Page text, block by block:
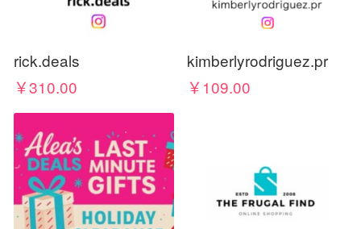
rick.deals
￥310.00
kimberlyrodriguez.pr
￥109.00